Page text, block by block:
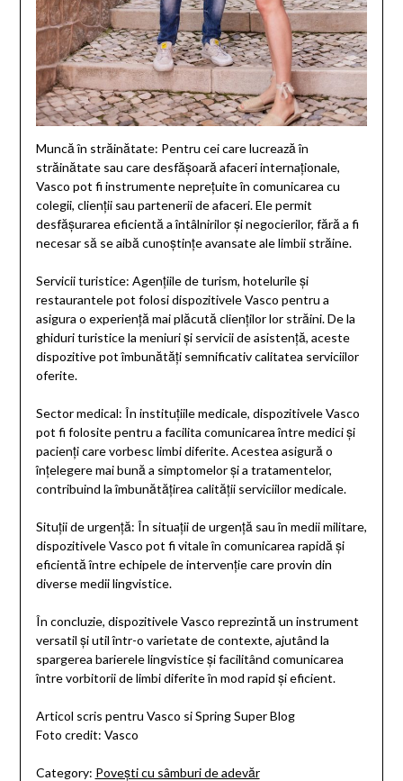
Muncă în străinătate: Pentru cei care lucrează în
străinătate sau care desfășoară afaceri internaționale,
Vasco pot fi instrumente neprețuite în comunicarea cu
colegii, clienții sau partenerii de afaceri. Ele permit
desfășurarea eficientă a întâlnirilor și negocierilor, fără a fi
necesar să se aibă cunoștințe avansate ale limbii străine.
Servicii turistice: Agențiile de turism, hotelurile și
restaurantele pot folosi dispozitivele Vasco pentru a
asigura o experiență mai plăcută clienților lor străini. De la
ghiduri turistice la meniuri și servicii de asistență, aceste
dispozitive pot îmbunătăți semnificativ calitatea serviciilor
oferite.
Sector medical: În instituțiile medicale, dispozitivele Vasco
pot fi folosite pentru a facilita comunicarea între medici și
pacienți care vorbesc limbi diferite. Acestea asigură o
înțelegere mai bună a simptomelor și a tratamentelor,
contribuind la îmbunătățirea calității serviciilor medicale.
Situții de urgență: În situații de urgență sau în medii militare,
dispozitivele Vasco pot fi vitale în comunicarea rapidă și
eficientă între echipele de intervenție care provin din
diverse medii lingvistice.
În concluzie, dispozitivele Vasco reprezintă un instrument
versatil și util într-o varietate de contexte, ajutând la
spargerea barierele lingvistice și facilitând comunicarea
între vorbitorii de limbi diferite în mod rapid și eficient.
Articol scris pentru Vasco si Spring Super Blog
Foto credit: Vasco
Category: Povești cu sâmburi de adevăr